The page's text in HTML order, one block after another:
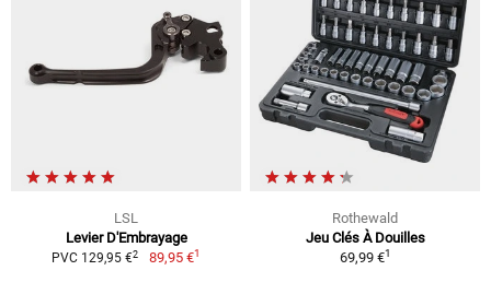
LSL
Levier D'Embrayage
PVC 129,95 €2 89,95 €1
Rothewald
Jeu Clés À Douilles
69,99 €1